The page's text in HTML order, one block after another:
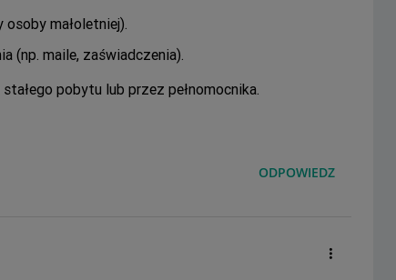
małoletniej).
(np. maile, zaświadczenia).
pobytu lub przez pełnomocnika.
ODPOWIEDZ